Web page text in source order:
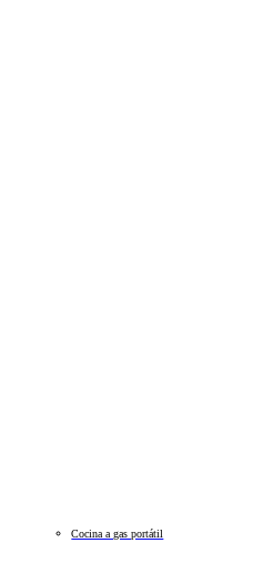
Cocina a gas portátil